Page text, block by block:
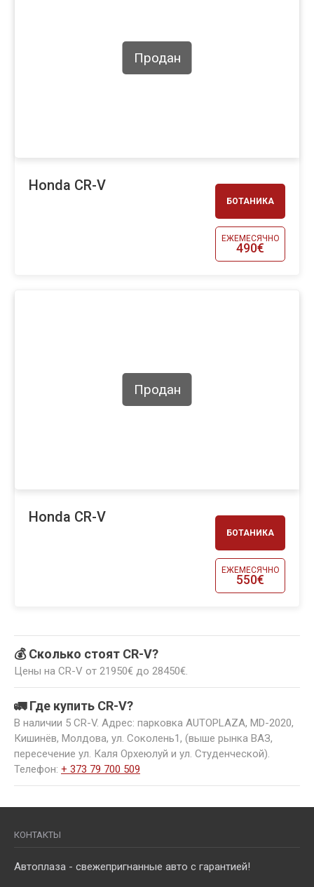
БОТАНИКА
ЕЖЕМЕСЯЧНО
490€
Продан
Honda CR-V
БОТАНИКА
ЕЖЕМЕСЯЧНО
550€
Продан
Honda CR-V
💰 Сколько стоят CR-V?
Цены на CR-V от 21950€ до 28450€.
🚛 Где купить CR-V?
В наличии 5 CR-V. Адрес: парковка AUTOPLAZA, MD-2020,
Кишинёв, Молдова, ул. Соколень1, (выше рынка ВАЗ,
пересечение ул. Каля Орхеюлуй и ул. Студенческой).
Телефон: + 373 79 700 509
КОНТАКТЫ
Автоплаза - свежепригнанные авто с гарантией!